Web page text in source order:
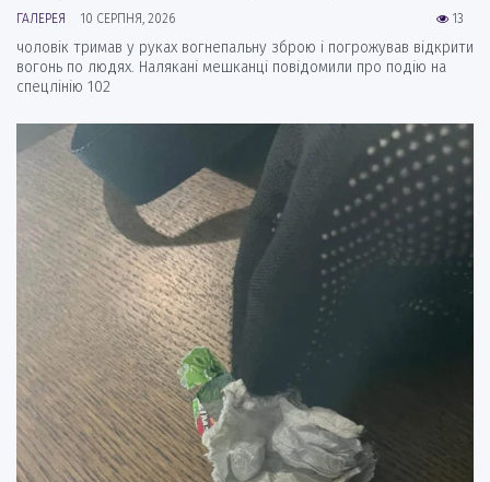
13
ГАЛЕРЕЯ 10 СЕРПНЯ, 2026
чоловік тримав у руках вогнепальну зброю і погрожував відкрити
вогонь по людях. Налякані мешканці повідомили про подію на
спецлінію 102